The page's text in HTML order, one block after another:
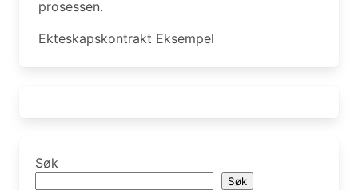
prosessen.
Ekteskapskontrakt Eksempel
Søk
Søk